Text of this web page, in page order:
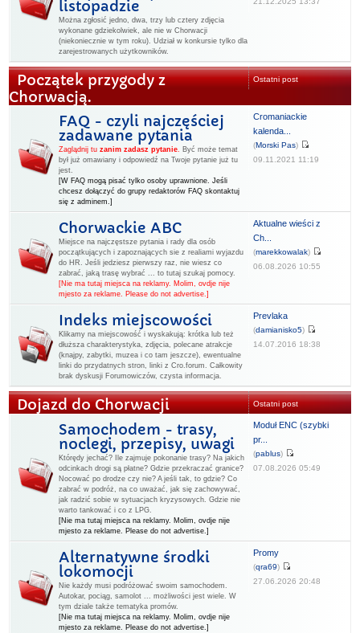
listopadzie
Można zgłosić jedno, dwa, trzy lub cztery zdjęcia
wykonane gdziekolwiek, ale nie w Chorwacji
(niekoniecznie w tym roku). Udział w konkursie tylko dla
zarejestrowanych użytkowników.
Początek przygody z
Chorwacją.
Ostatni post
FAQ - czyli najczęściej
zadawane pytania
Zaglądnij tu zanim zadasz pytanie. Być może temat
był już omawiany i odpowiedź na Twoje pytanie już tu
jest.
[W FAQ mogą pisać tylko osoby uprawnione. Jeśli
chcesz dołączyć do grupy redaktorów FAQ skontaktuj
się z adminem.]
Cromaniackie
kalenda...
(Morski Pas)
09.11.2021 11:19
Chorwackie ABC
Miejsce na najczęstsze pytania i rady dla osób
początkujących i zapoznających sie z realiami wyjazdu
do HR. Jeśli jedziesz pierwszy raz, nie wiesz co
zabrać, jaką trasę wybrać ... to tutaj szukaj pomocy.
[Nie ma tutaj miejsca na reklamy. Molim, ovdje nije
mjesto za reklame. Please do not advertise.]
Aktualne wieści z
Ch...
(marekkowalak)
06.08.2026 10:55
Indeks miejscowości
Klikamy na miejscowość i wyskakują: krótka lub też
dłuższa charakterystyka, zdjęcia, polecane atrakcje
(knajpy, zabytki, muzea i co tam jeszcze), ewentualne
linki do przydatnych stron, linki z Cro.forum. Całkowity
brak dyskusji Forumowiczów, czysta informacja.
Prevlaka
(damianisko5)
14.07.2016 18:38
Dojazd do Chorwacji Ostatni post
Samochodem - trasy,
noclegi, przepisy, uwagi
Którędy jechać? Ile zajmuje pokonanie trasy? Na jakich
odcinkach drogi są płatne? Gdzie przekraczać granice?
Nocować po drodze czy nie? A jeśli tak, to gdzie? Co
zabrać w podróż, na co uważać, jak się zachowywać,
jak radzić sobie w sytuacjach kryzysowych. Gdzie nie
warto tankować i co z LPG.
[Nie ma tutaj miejsca na reklamy. Molim, ovdje nije
mjesto za reklame. Please do not advertise.]
Moduł ENC (szybki
pr...
(pablus)
07.08.2026 05:49
Alternatywne środki
lokomocji
Nie każdy musi podróżować swoim samochodem.
Autokar, pociąg, samolot ... możliwości jest wiele. W
tym dziale także tematyka promów.
[Nie ma tutaj miejsca na reklamy. Molim, ovdje nije
mjesto za reklame. Please do not advertise.]
Promy
(qra69)
27.06.2026 20:48